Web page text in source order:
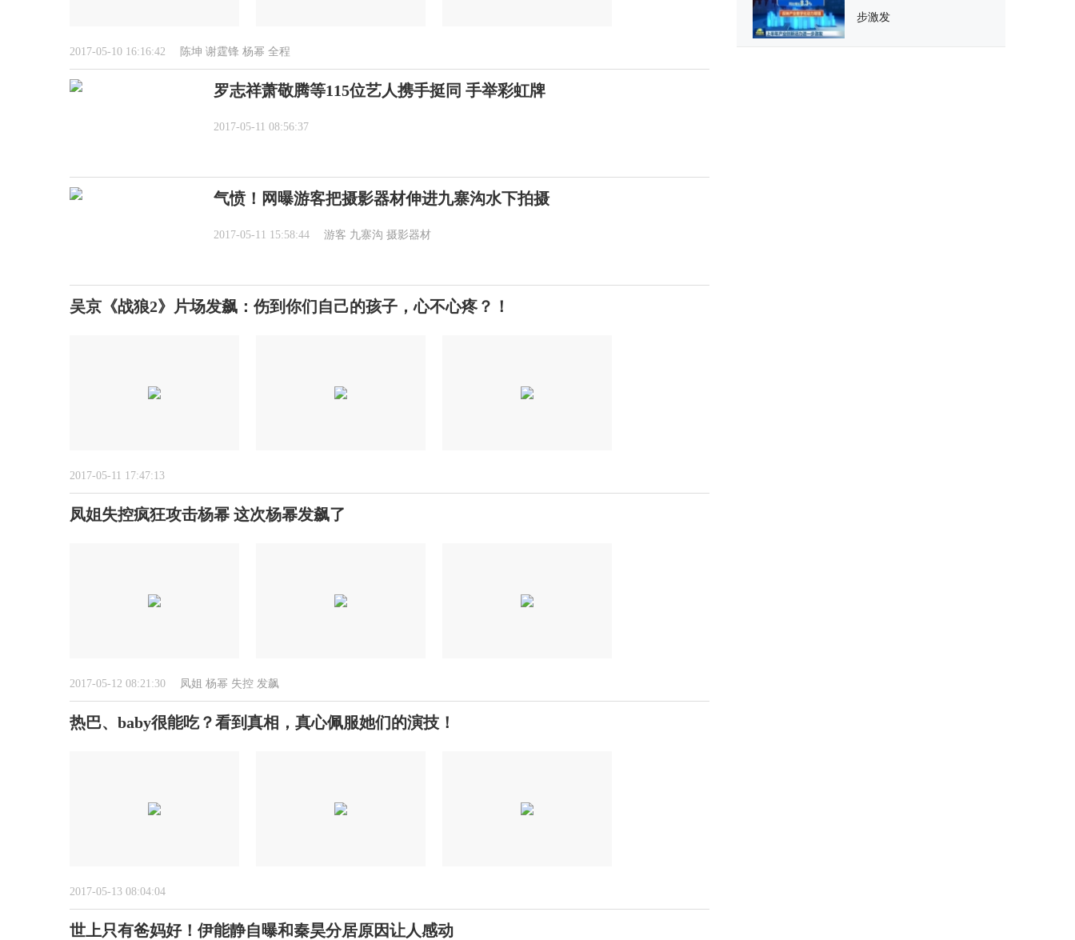
2017-05-10 16:16:42 陈坤 谢霆锋 杨幂 全程
罗志祥萧敬腾等115位艺人携手挺同 手举彩虹牌
2017-05-11 08:56:37
气愤！网曝游客把摄影器材伸进九寨沟水下拍摄
2017-05-11 15:58:44 游客 九寨沟 摄影器材
吴京《战狼2》片场发飙：伤到你们自己的孩子，心不心疼？！
2017-05-11 17:47:13
凤姐失控疯狂攻击杨幂 这次杨幂发飙了
2017-05-12 08:21:30 凤姐 杨幂 失控 发飙
热巴、baby很能吃？看到真相，真心佩服她们的演技！
2017-05-13 08:04:04
世上只有爸妈好！伊能静自曝和秦昊分居原因让人感动
步激发